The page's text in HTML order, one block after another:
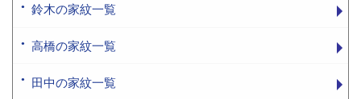
鈴木の家紋一覧
高橋の家紋一覧
田中の家紋一覧